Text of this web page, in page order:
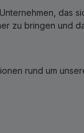
das
zu bringen und
rund um